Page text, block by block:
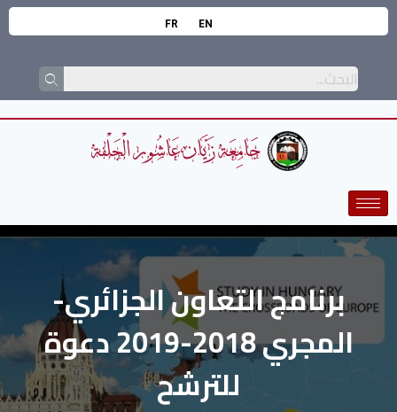
EN
FR
برنامج التعاون الجزائري-
المجري 2018-2019 دعوة
للترشح